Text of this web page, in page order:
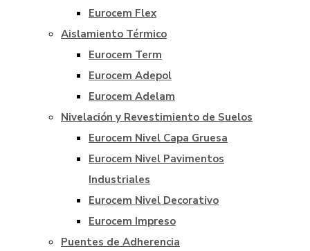
Eurocem Flex
Aislamiento Térmico
Eurocem Term
Eurocem Adepol
Eurocem Adelam
Nivelación y Revestimiento de Suelos
Eurocem Nivel Capa Gruesa
Eurocem Nivel Pavimentos
Industriales
Eurocem Nivel Decorativo
Eurocem Impreso
Puentes de Adherencia